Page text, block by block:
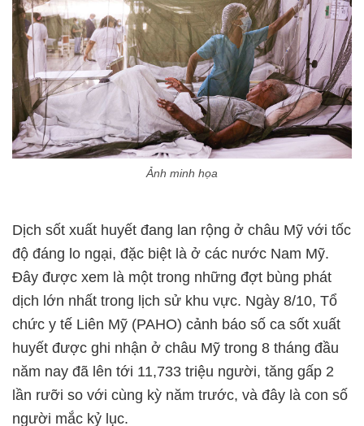
Ảnh minh họa
Dịch sốt xuất huyết đang lan rộng ở châu Mỹ với tốc
độ đáng lo ngại, đặc biệt là ở các nước Nam Mỹ.
Đây được xem là một trong những đợt bùng phát
dịch lớn nhất trong lịch sử khu vực. Ngày 8/10, Tổ
chức y tế Liên Mỹ (PAHO) cảnh báo số ca sốt xuất
huyết được ghi nhận ở châu Mỹ trong 8 tháng đầu
năm nay đã lên tới 11,733 triệu người, tăng gấp 2
lần rưỡi so với cùng kỳ năm trước, và đây là con số
người mắc kỷ lục.